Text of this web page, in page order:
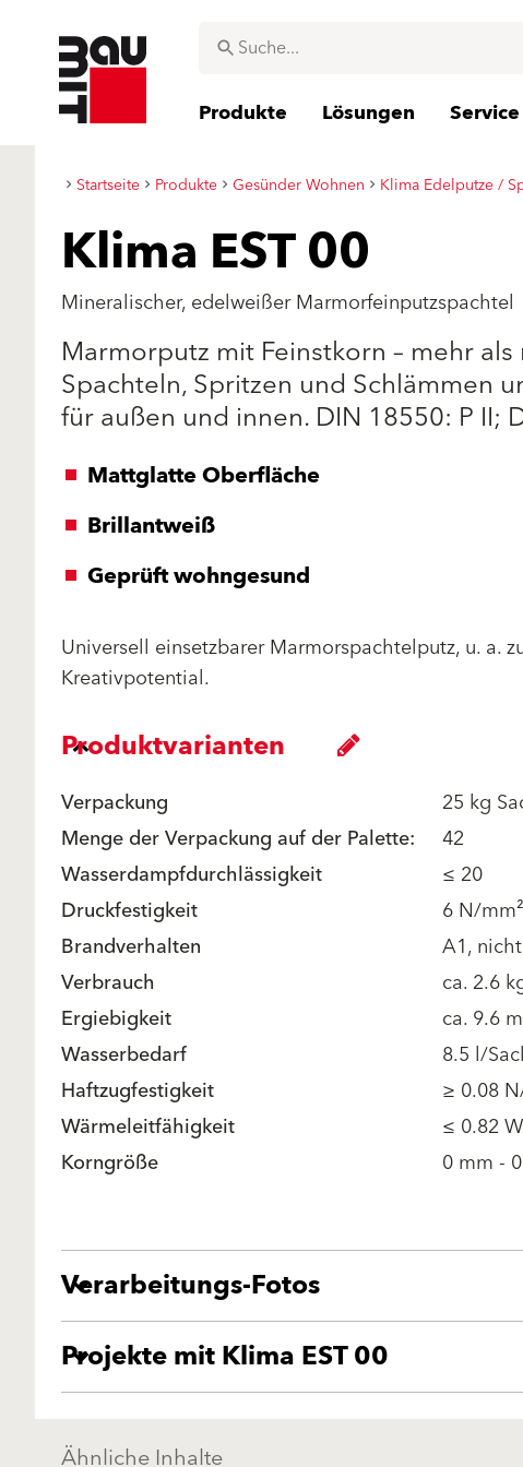
Produkte Lösungen Service
Startseite Produkte Gesünder Wohnen Klima Edelputze /
Klima EST 00
Mineralischer, edelweißer Marmorfeinputzspachtel
Marmorputz mit Feinstkorn – mehr
Spachteln, Spritzen und Schlämmen
für außen und innen. DIN 18550: P II;
Mattglatte Oberfläche
Brillantweiß
Geprüft wohngesund
Universell einsetzbarer Marmorspachtelputz, u. a.
Kreativpotential.
Produktvarianten
Verpackung
25 kg
Menge der Verpackung auf der Palette:
42
Wasserdampfdurchlässigkeit
≤ 20
Druckfestigkeit
6 N/mm²
Brandverhalten
A1,
Verbrauch
ca. 2.6
Ergiebigkeit
ca. 9.6
Wasserbedarf
8.5 l/
Haftzugfestigkeit
≥ 0.08
Wärmeleitfähigkeit
≤ 0.82
Korngröße
0 mm -
Verarbeitungs-Fotos
Projekte mit Klima EST 00
Ähnliche Inhalte